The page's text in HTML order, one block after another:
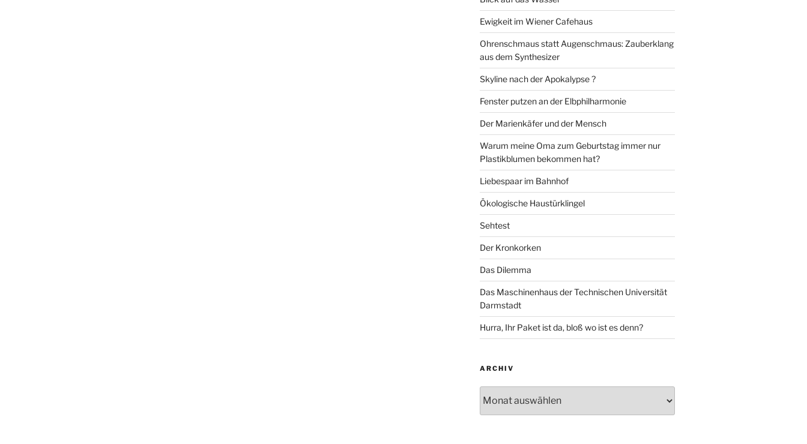
Ewigkeit im Wiener Cafehaus
Ohrenschmaus statt Augenschmaus: Zauberklang
aus dem Synthesizer
Skyline nach der Apokalypse ?
Fenster putzen an der Elbphilharmonie
Der Marienkäfer und der Mensch
Warum meine Oma zum Geburtstag immer nur
Plastikblumen bekommen hat?
Liebespaar im Bahnhof
Ökologische Haustürklingel
Sehtest
Der Kronkorken
Das Dilemma
Das Maschinenhaus der Technischen Universität
Darmstadt
Hurra, Ihr Paket ist da, bloß wo ist es denn?
ARCHIV